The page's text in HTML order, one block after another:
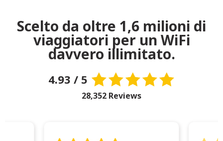
Scelto da oltre 1,6 milioni di
viaggiatori per un WiFi
davvero illimitato.
4.93 / 5
28,352 Reviews